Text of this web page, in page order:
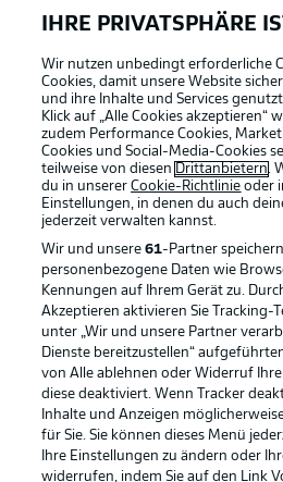
Rechtliche Hinweise
Datenschutz
Kontakt
Impressum
IHRE PRIVATSPHÄRE
Wir nutzen unbedingt erforderliche
Cookies, damit unsere Website
und ihre Inhalte und Services
Klick auf „Alle Cookies akzeptieren“
zudem Performance Cookies,
Cookies und Social-Media-Cookies
teilweise von diesen Drittanbietern.
du in unsererCookie-Richtlinie oder
Einstellungen, in denen du auch
jederzeit verwalten kannst.
Wir und unsere61-Partner
personenbezogene Daten wie
Kennungen auf Ihrem Gerät zu.
Akzeptieren aktivieren Sie Tracking-
unter „Wir und unsere Partner
Dienste bereitzustellen“
von Alle ablehnen oder Widerruf
diese deaktiviert. Wenn Tracker
Inhalte und Anzeigen
für Sie. Sie können dieses Menü
Ihre Einstellungen zu ändern oder
widerrufen, indem Sie auf den Link